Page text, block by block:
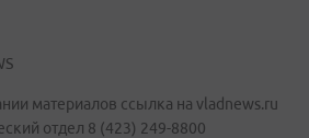
материалов ссылка на vladnews.ru
отдел 8 (423) 249-8800